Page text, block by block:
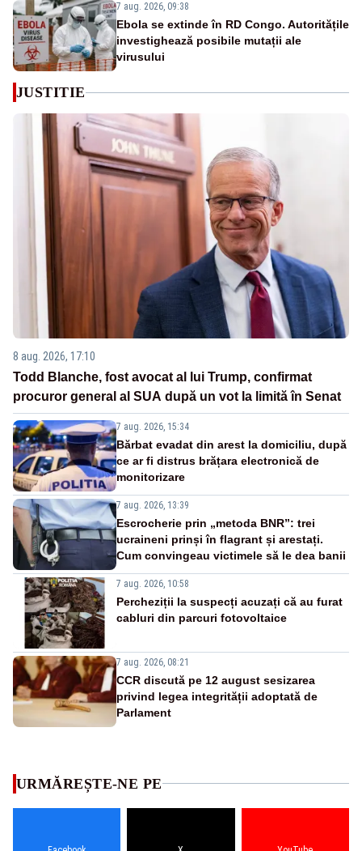
7 aug. 2026, 09:38
Ebola se extinde în RD Congo. Autoritățile
investighează posibile mutații ale
virusului
JUSTITIE
8 aug. 2026, 17:10
Todd Blanche, fost avocat al lui Trump, confirmat
procuror general al SUA după un vot la limită în Senat
7 aug. 2026, 15:34
Bărbat evadat din arest la domiciliu, după
ce ar fi distrus brățara electronică de
monitorizare
7 aug. 2026, 13:39
Escrocherie prin „metoda BNR”: trei
ucraineni prinși în flagrant și arestați.
Cum convingeau victimele să le dea banii
7 aug. 2026, 10:58
Percheziții la suspecți acuzați că au furat
cabluri din parcuri fotovoltaice
7 aug. 2026, 08:21
CCR discută pe 12 august sesizarea
privind legea integrității adoptată de
Parlament
URMĂREȘTE-NE PE